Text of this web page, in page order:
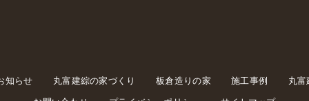
知らせ 丸富建綜の家づくり 板倉造りの家 施工事例
丸富